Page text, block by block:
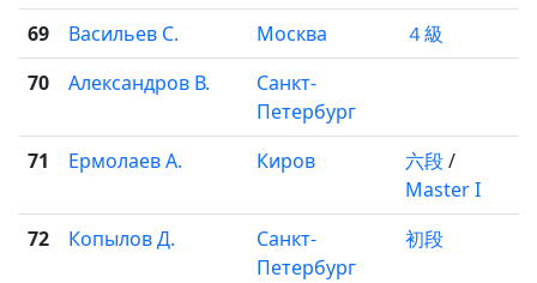
69
Васильев С. Москва
４級
70
Александров В.
Санкт-
Петербург
71
Ермолаев А. Киров 六段/
Master I
72
Копылов Д.
Санкт-
Петербург
初段